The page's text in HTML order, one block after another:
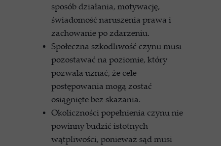
sposób działania, motywację,
świadomość naruszenia prawa i
zachowanie po zdarzeniu.
Społeczna szkodliwość czynu musi
pozostawać na poziomie, który
pozwala uznać, że cele
postępowania mogą zostać
osiągnięte bez skazania.
Okoliczności popełnienia czynu nie
powinny budzić istotnych
wątpliwości, ponieważ sąd musi